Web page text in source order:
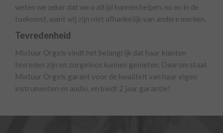
weten we zeker dat we u altijd kunnen helpen, nu en in de
toekomst, want wij zijn niet afhankelijk van andere merken.
Tevredenheid
Mixtuur Orgels vindt het belangrijk dat haar klanten
tevreden zijn en zorgeloos kunnen genieten. Daarom staat
Mixtuur Orgels garant voor de kwaliteit van haar eigen
instrumenten en audio, en biedt 2 jaar garantie!